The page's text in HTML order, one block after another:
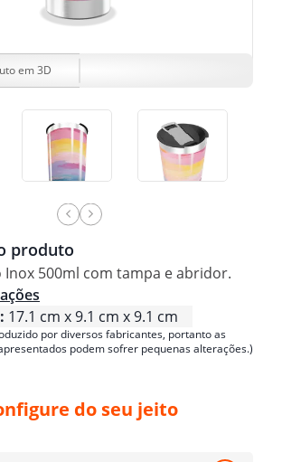
em 3D
produto
Inox 500ml com tampa e abridor.
17.1 cm x 9.1 cm x 9.1 cm
por diversos fabricantes, portanto as
podem sofrer pequenas alterações.)
do seu jeito